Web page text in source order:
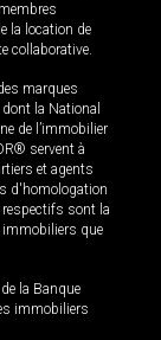
la location de
collaborative.
marques
la National
de l’immobilier
servent à
et agents
d'homologation
sont la
immobiliers que
la Banque
immobiliers